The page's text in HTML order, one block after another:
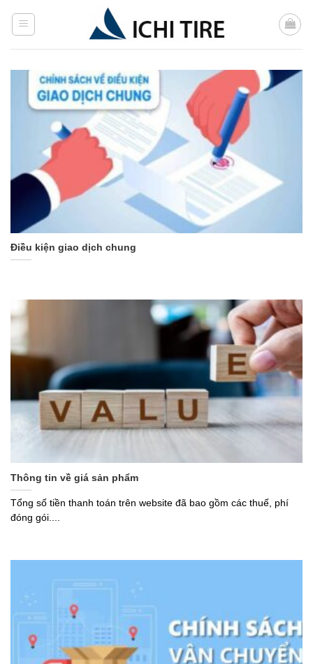
Điều kiện giao dịch chung
Thông tin về giá sản phẩm
Tổng số tiền thanh toán trên website đã bao gồm các thuế, phí
đóng gói....